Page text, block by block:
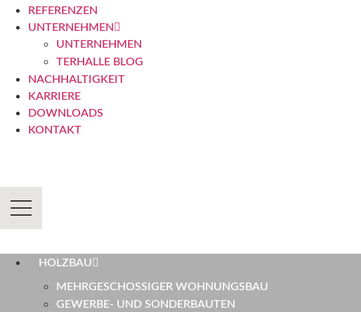
REFERENZEN
UNTERNEHMEN
UNTERNEHMEN
TERHALLE BLOG
NACHHALTIGKEIT
KARRIERE
DOWNLOADS
KONTAKT
HOLZBAU
MEHRGESCHOSSIGER WOHNUNGSBAU
GEWERBE- UND SONDERBAUTEN